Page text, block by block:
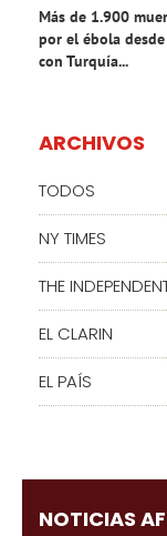
Más de 1.900
por el ébola
con Turquía...
ARCHIVOS
TODOS
NY TIMES
THE
EL CLARIN
EL PAÍS
NOTICIAS